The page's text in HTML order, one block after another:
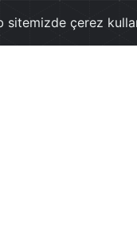
çerez